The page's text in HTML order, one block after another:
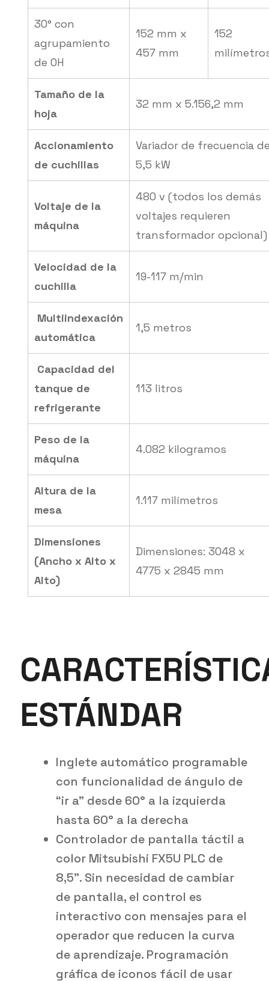
30° con
agrupamiento
de OH
152 mm x
457 mm
152
Tamaño de la
hoja
32 mm x 5.156,2 mm
Accionamiento
de cuchillas
Variador de frecuencia
5,5 kW
Voltaje de la
máquina
480 v (todos los demás
voltajes requieren
transformador opcional)
Velocidad de la
cuchilla
19-117 m/min
Multiindexación
automática
1,5 metros
Capacidad del
tanque de
refrigerante
113 litros
Peso de la
máquina
4.082 kilogramos
Altura de la
mesa
1.117 milímetros
Dimensiones
(Ancho x Alto x
Alto)
Dimensiones: 3048 x
4775 x 2845 mm
ESTÁNDAR
Inglete automático programable
con funcionalidad de ángulo de
“ir a” desde 60° a la izquierda
hasta 60° a la derecha
Controlador de pantalla táctil a
color Mitsubishi FX5U PLC de
8,5". Sin necesidad de cambiar
de pantalla, el control es
interactivo con mensajes para el
operador que reducen la curva
de aprendizaje. Programación
gráfica de iconos fácil de usar